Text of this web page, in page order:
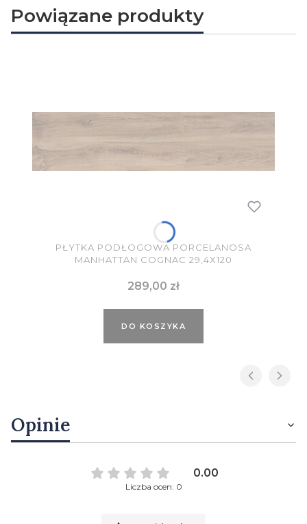
Powiązane produkty
PŁYTKA PODŁOGOWA PORCELANOSA
MANHATTAN COGNAC 29,4X120
Cena
289,00 zł
DO KOSZYKA
Opinie
0.00
Liczba ocen: 0